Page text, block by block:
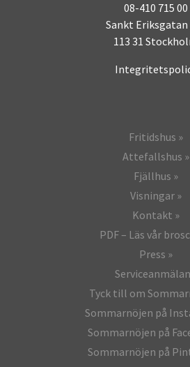
08-410 715 00
Sankt Eriksgatan
113 31
Fritidshus
Attefallshus
Fjällhus
Visningar
Kontakt
PDF – Läs vår
Press
Serviceanmälan
Tyck till om
Sommarnöjen på
Sommarnöjen på
Sommarnöjen på